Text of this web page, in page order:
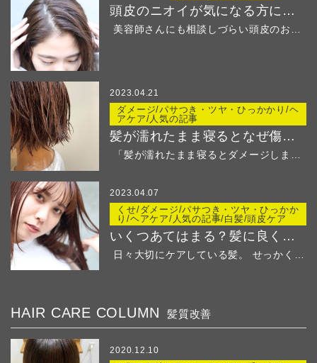
頭皮のニオイが気になる方におすすめ！
2023.04.21
ダメージ/パサつき・ツヤ・ひっかかり/ヘ
アケア/人気の記事
髪が濡れたまま寝るとなぜ傷む？
「髪が濡れたまま寝るとダメージしますよ」と美容師さ...
2023.04.07
くせ/ダメージ/パサつき・ツヤ・ひっかか
り/ヘアケア/人気の記事/白髪/頭皮ケア
いくつあてはまる？髪に良くないことリストでチェック
HAIR CARE COLUMN 髪質改善
2020.12.10